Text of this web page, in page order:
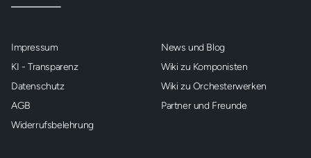
Impressum
KI - Transparenz
Datenschutz
AGB
Widerrufsbelehrung
News und Blog
Wiki zu Komponisten
Wiki zu Orchesterwerken
Partner und Freunde